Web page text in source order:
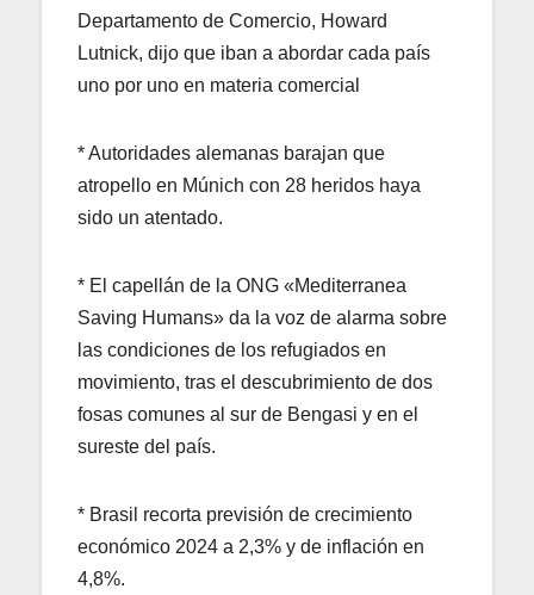
Departamento de Comercio, Howard
Lutnick, dijo que iban a abordar cada país
uno por uno en materia comercial
* Autoridades alemanas barajan que
atropello en Múnich con 28 heridos haya
sido un atentado.
* El capellán de la ONG «Mediterranea
Saving Humans» da la voz de alarma sobre
las condiciones de los refugiados en
movimiento, tras el descubrimiento de dos
fosas comunes al sur de Bengasi y en el
sureste del país.
* Brasil recorta previsión de crecimiento
económico 2024 a 2,3% y de inflación en
4,8%.